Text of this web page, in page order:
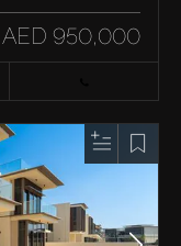
AED 950,000